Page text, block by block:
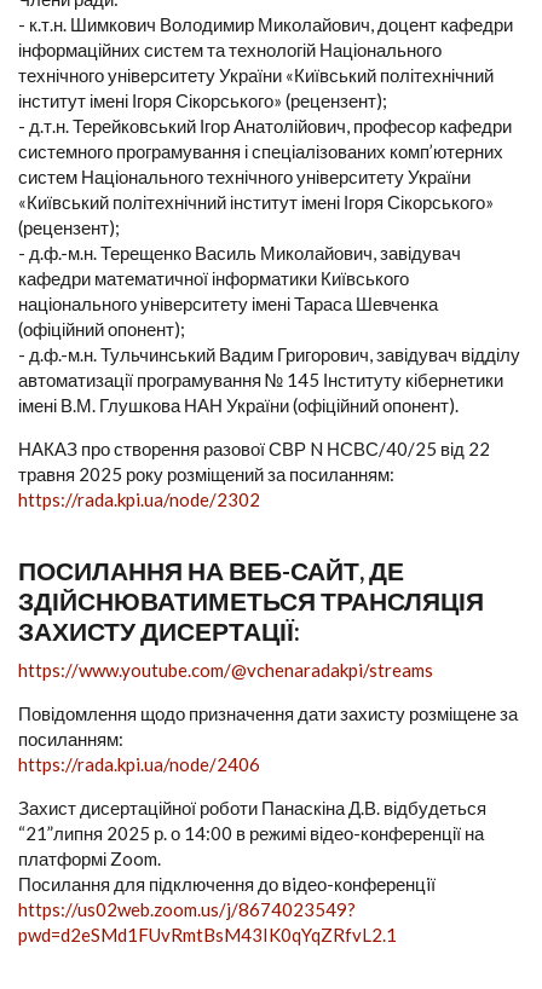
- к.т.н. Шимкович Володимир Миколайович, доцент кафедри
інформаційних систем та технологій Національного
технічного університету України «Київський політехнічний
інститут імені Ігоря Сікорського» (рецензент);
- д.т.н. Терейковський Ігор Анатолійович, професор кафедри
системного програмування і спеціалізованих комп’ютерних
систем Національного технічного університету України
«Київський політехнічний інститут імені Ігоря Сікорського»
(рецензент);
- д.ф.-м.н. Терещенко Василь Миколайович, завідувач
кафедри математичної інформатики Київського
національного університету імені Тараса Шевченка
(офіційний опонент);
- д.ф.-м.н. Тульчинський Вадим Григорович, завідувач відділу
автоматизації програмування № 145 Інституту кібернетики
імені В.М. Глушкова НАН України (офіційний опонент).
НАКАЗ про створення разової СВР N НСВС/40/25 від 22
травня 2025 року розміщений за посиланням:
https://rada.kpi.ua/node/2302
ПОСИЛАННЯ НА ВЕБ-САЙТ, ДЕ
ЗДІЙСНЮВАТИМЕТЬСЯ ТРАНСЛЯЦІЯ
ЗАХИСТУ ДИСЕРТАЦІЇ:
https://www.youtube.com/@vchenaradakpi/streams
Повідомлення щодо призначення дати захисту розміщене за
посиланням:
https://rada.kpi.ua/node/2406
Захист дисертаційної роботи Панаскіна Д.В. відбудеться
“21”липня 2025 р. о 14:00 в режимі відео-конференції на
платформі Zoom.
Посилання для підключення до вiдео-конференцiї
https://us02web.zoom.us/j/8674023549?
pwd=d2eSMd1FUvRmtBsM43IK0qYqZRfvL2.1